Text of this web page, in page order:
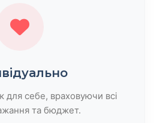
для себе, враховуючи всі
та бюджет.